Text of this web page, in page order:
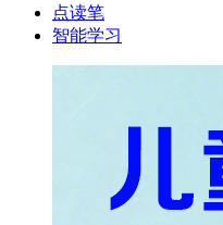
点读笔
智能学习